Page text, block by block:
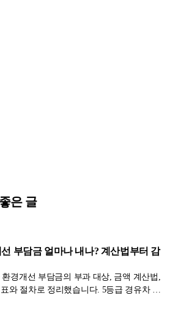
은 글
부담금 얼마나 내나? 계산법부터 감
환경개선 부담금의 부과 대상, 금액 계산법,
와 절차로 정리했습니다. 5등급 경유차 소